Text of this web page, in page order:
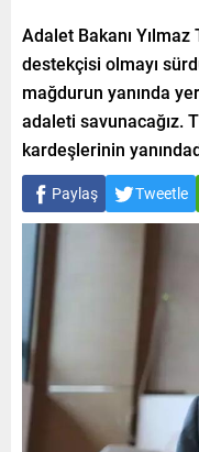
Adalet Bakanı
destekçisi olmayı
mağdurun yanında
adaleti savunacağız.
kardeşlerinin
Paylaş Tweetle